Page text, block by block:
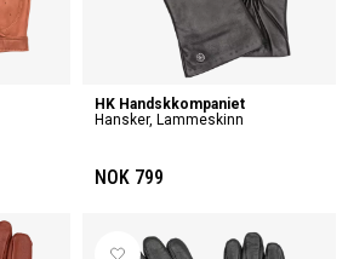
Hansker, Lammeskinn
HK Handskkompaniet
NOK 799